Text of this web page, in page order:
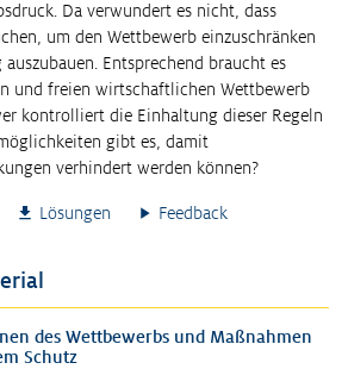
Da verwundert es nicht, dass
um den Wettbewerb einzuschränken
Entsprechend braucht es
und freien wirtschaftlichen Wettbewerb
kontrolliert die Einhaltung dieser Regeln
gibt es, damit
verhindert werden können?
Lösungen Feedback
des Wettbewerbs und Maßnahmen
Schutz